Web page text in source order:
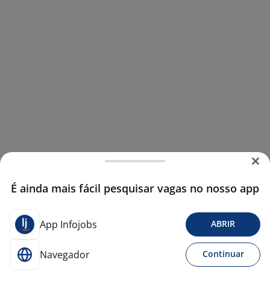
É ainda mais fácil pesquisar vagas no nosso app
App Infojobs ABRIR
Navegador Continuar